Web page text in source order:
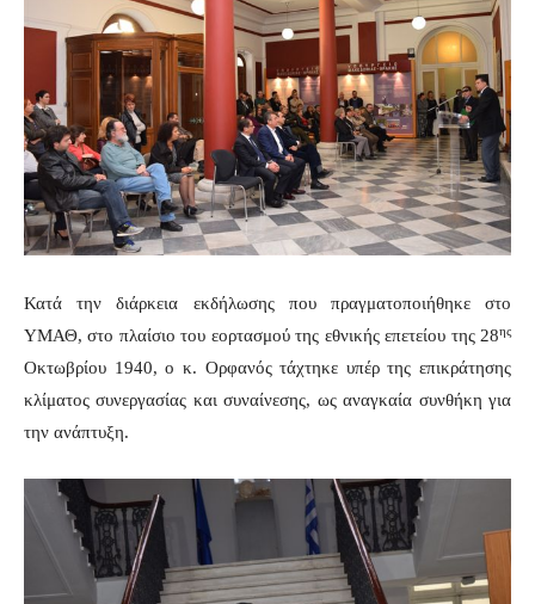
Κατά την διάρκεια εκδήλωσης που πραγματοποιήθηκε στο
ΥΜΑΘ, στο πλαίσιο του εορτασμού της εθνικής επετείου της 28ης
Οκτωβρίου 1940, ο κ. Ορφανός τάχτηκε υπέρ της επικράτησης
κλίματος συνεργασίας και συναίνεσης, ως αναγκαία συνθήκη για
την ανάπτυξη.